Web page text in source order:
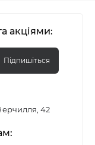
акціями:
Підпишіться
42